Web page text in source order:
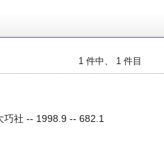
1 件中、 1 件目
巧社 -- 1998.9 -- 682.1